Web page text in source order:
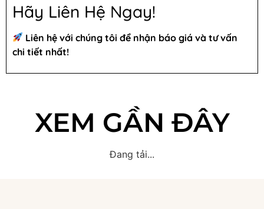
Hãy Liên Hệ Ngay!
Liên hệ với chúng tôi để nhận báo giá và tư vấn
chi tiết nhất!
XEM GẦN ĐÂY
Đang tải...